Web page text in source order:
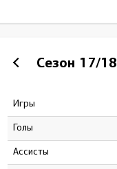
Сезон 17/18
Игры
Голы
Ассисты